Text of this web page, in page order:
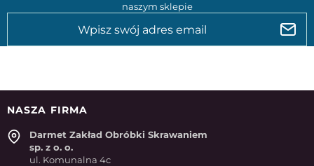
naszym sklepie
NASZA FIRMA
Darmet Zakład Obróbki Skrawaniem
sp. z o. o.
ul. Komunalna 4c